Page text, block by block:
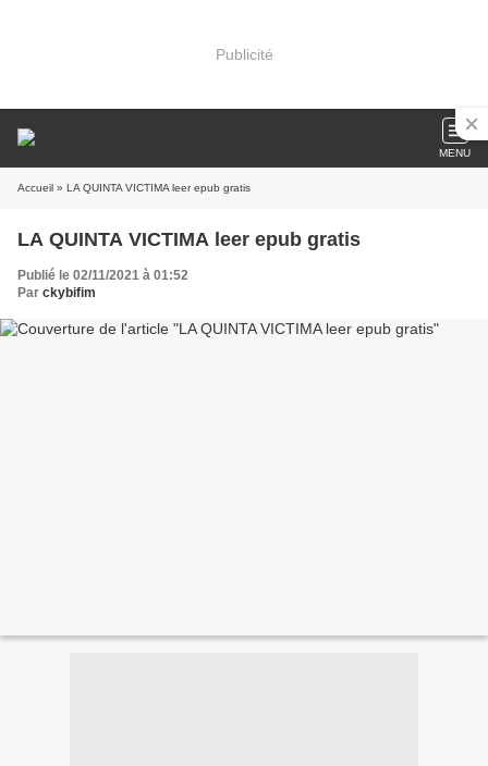
Publicité
MENU
Accueil » LA QUINTA VICTIMA leer epub gratis
LA QUINTA VICTIMA leer epub gratis
Publié le 02/11/2021 à 01:52
Par ckybifim